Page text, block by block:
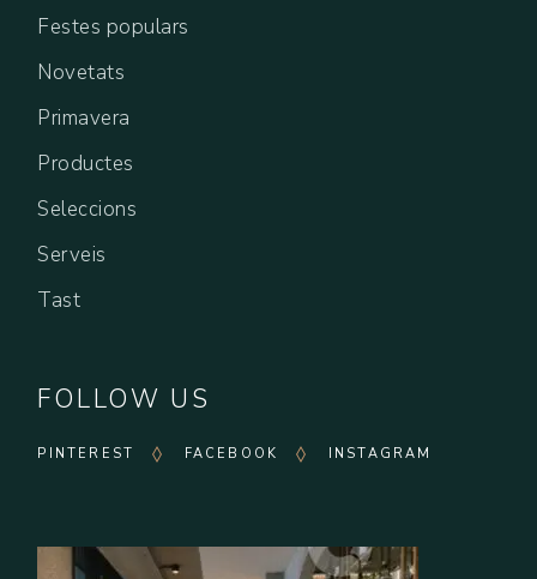
Festes populars
Novetats
Primavera
Productes
Seleccions
Serveis
Tast
FOLLOW US
PINTEREST FACEBOOK INSTAGRAM